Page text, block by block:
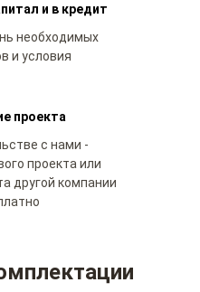
и в кредит
необходимых
и условия
проекта
с нами -
проекта или
другой компании